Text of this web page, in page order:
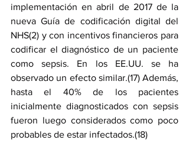
implementación en abril de 2017 de la
nueva Guía de codificación digital del
NHS(2) y con incentivos financieros para
codificar el diagnóstico de un paciente
como sepsis. En los EE.UU. se ha
observado un efecto similar.(17) Además,
hasta el 40% de los pacientes
inicialmente diagnosticados con sepsis
fueron luego considerados como poco
probables de estar infectados.(18)